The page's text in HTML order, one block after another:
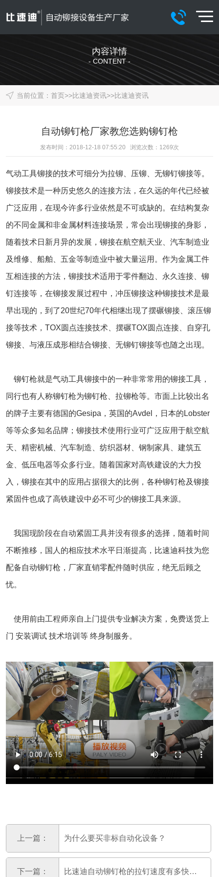
内容详情
- CONTENT -
当前位置： 首页>>比速迪资讯>>比速迪资讯
自动铆钉枪厂家教您选购铆钉枪
发布时间：2018-12-18 07:55:20 浏览次数： 1269次
气动工具铆接的技术可细分为拉铆、压铆、无铆钉铆接等。
铆接技术是一种历史悠久的连接方法，在久远的年代已经被
广泛应用，在现今许多行业依然是不可或缺的。在结构复杂
的不同金属和非金属材料连接场景，常会出现铆接的身影，
随着技术日新月异的发展，铆接在航空航天业、汽车制造业
及维修、船舶、五金等制造业中被大量运用。作为金属工件
互相连接的方法，铆接技术适用于零件翻边、永久连接、铆
钉连接等，在铆接发展过程中，冲压铆接这种铆接技术是最
早出现的，到了20世纪70年代相继出现了摆碾铆接、滚压铆
接等技术，TOX圆点连接技术、摆碾TOX圆点连接、自穿孔
铆接、与液压成形相结合铆接、无铆钉铆接等也随之出现。
铆钉枪就是气动工具铆接中的一种非常常用的铆接工具，
同行也有人称铆钉枪为铆钉枪、拉铆枪等。市面上比较出名
的牌子主要有德国的Gesipa，英国的Avdel，日本的Lobster
等等众多知名品牌；铆接技术使用行业可广泛应用于航空航
天、精密机械、汽车制造、纺织器材、钢制家具、建筑五
金、低压电器等众多行业。随着国家对高铁建设的大力投
入，铆接在其中的应用占据很大的比例，各种铆钉枪及铆接
紧固件也成了高铁建设中必不可少的铆接工具来源。
我国现阶段在自动紧固工具并没有很多的选择，随着时间
不断推移，国人的相应技术水平日渐提高，比速迪科技为您
配备自动铆钉枪，厂家直销零配件随时供应，绝无后顾之
忧。
使用前由工程师亲自上门提供专业解决方案，免费送货上
门 安装调试 技术培训等 终身制服务。
上一篇： 为什么要买非标自动化设备？
下一篇： 比速迪自动铆钉枪的拉钉速度有多快呢？